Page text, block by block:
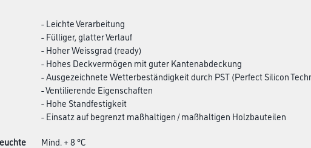
- Leichte Verarbeitung
- Fülliger, glatter Verlauf
- Hoher Weissgrad (ready)
- Hohes Deckvermögen mit guter Kantenabdeckung
- Ausgezeichnete Wetterbeständigkeit durch PST (Perfect Silicon
- Ventilierende Eigenschaften
- Hohe Standfestigkeit
- Einsatz auf begrenzt maßhaltigen / maßhaltigen Holzbauteilen
Mind. + 8 °C